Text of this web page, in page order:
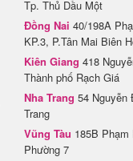
Tp. Thủ Dầu Một
Đồng Nai 40/198A
KP.3, P.Tân Mai Biên
Kiên Giang 418
Thành phố Rạch Giá
Nha Trang 54 Nguyễn
Trang
Vũng Tàu 185B Phạm
Phường 7